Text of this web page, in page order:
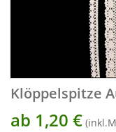
Klöppelspitze
ab 1,20 €